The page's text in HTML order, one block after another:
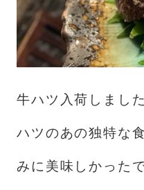
牛ハツ入荷しました
ハツのあの独特な
みに美味しかった